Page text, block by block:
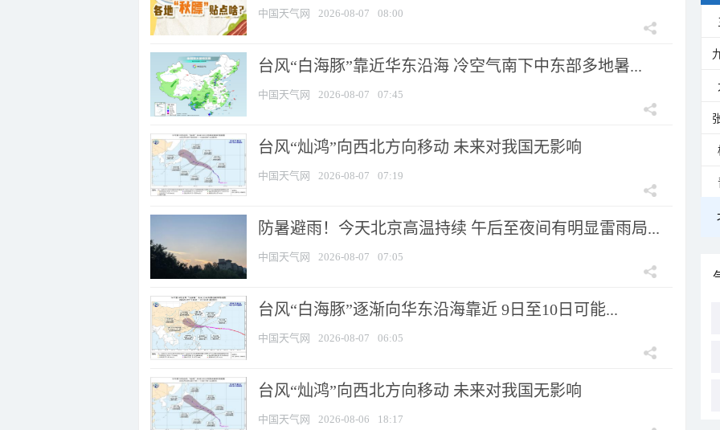
中国天气网 2026-08-07 08:00
台风“白海豚”靠近华东沿海 冷空气南下中东部多地暑...
中国天气网 2026-08-07 07:45
台风“灿鸿”向西北方向移动 未来对我国无影响
中国天气网 2026-08-07 07:19
防暑避雨！今天北京高温持续 午后至夜间有明显雷雨局...
中国天气网 2026-08-07 07:05
台风“白海豚”逐渐向华东沿海靠近 9日至10日可能...
中国天气网 2026-08-07 06:05
台风“灿鸿”向西北方向移动 未来对我国无影响
中国天气网 2026-08-06 18:17